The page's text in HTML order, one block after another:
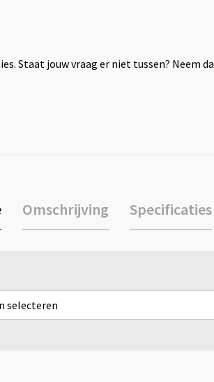
Staat jouw vraag er niet tussen? Neem
Omschrijving Specificaties
selecteren